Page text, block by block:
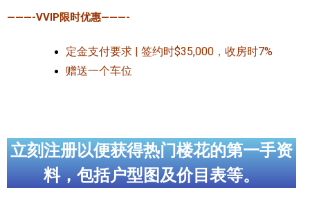
———-VVIP限时优惠———-
定金支付要求 | 签约时$35,000，收房时7%
赠送一个车位
立刻注册以便获得热门楼花的第一手资
料，包括户型图及价目表等。